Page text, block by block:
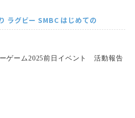
ラグビー SMBC はじめての